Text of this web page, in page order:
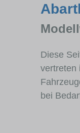
Diese
vertreten
bei